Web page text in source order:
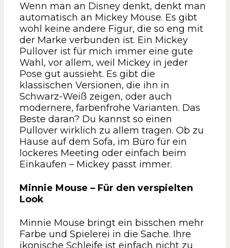
Wenn man an Disney denkt, denkt man
automatisch an Mickey Mouse. Es gibt
wohl keine andere Figur, die so eng mit
der Marke verbunden ist. Ein Mickey
Pullover ist für mich immer eine gute
Wahl, vor allem, weil Mickey in jeder
Pose gut aussieht. Es gibt die
klassischen Versionen, die ihn in
Schwarz-Weiß zeigen, oder auch
modernere, farbenfrohe Varianten. Das
Beste daran? Du kannst so einen
Pullover wirklich zu allem tragen. Ob zu
Hause auf dem Sofa, im Büro für ein
lockeres Meeting oder einfach beim
Einkaufen – Mickey passt immer.
Minnie Mouse – Für den verspielten
Look
Minnie Mouse bringt ein bisschen mehr
Farbe und Spielerei in die Sache. Ihre
ikonische Schleife ist einfach nicht zu